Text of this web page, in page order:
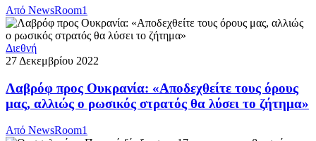
Από NewsRoom1
Διεθνή
27 Δεκεμβρίου 2022
Λαβρόφ προς Ουκρανία: «Αποδεχθείτε τους όρους
μας, αλλιώς ο ρωσικός στρατός θα λύσει το ζήτημα»
Από NewsRoom1